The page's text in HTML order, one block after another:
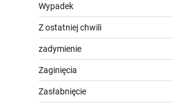
Wypadek
Z ostatniej chwili
zadymienie
Zaginięcia
Zasłabnięcie